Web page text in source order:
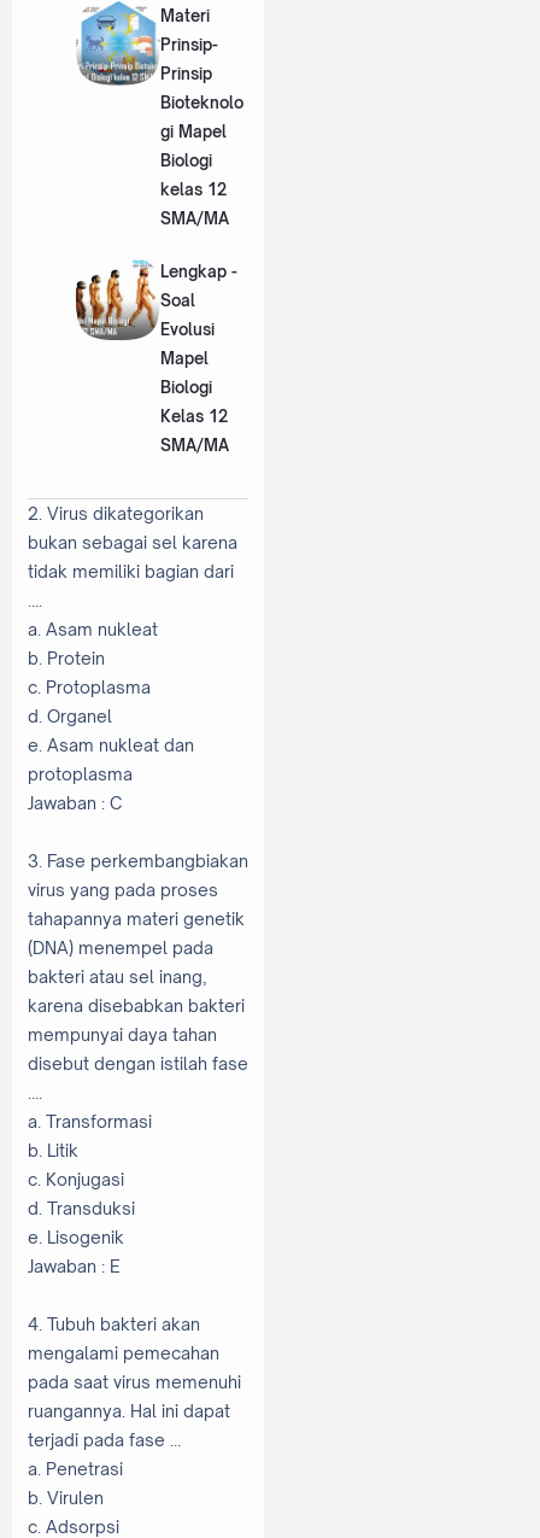
Materi
Prinsip-
Prinsip
Bioteknolo
gi Mapel
Biologi
kelas 12
SMA/MA
Lengkap -
Soal
Evolusi
Mapel
Biologi
Kelas 12
SMA/MA
2. Virus dikategorikan
bukan sebagai sel karena
tidak memiliki bagian dari
a. Asam nukleat
b. Protein
c. Protoplasma
d. Organel
e. Asam nukleat dan
protoplasma
Jawaban : C
3. Fase perkembangbiakan
virus yang pada proses
tahapannya materi genetik
(DNA) menempel pada
bakteri atau sel inang,
karena disebabkan bakteri
mempunyai daya tahan
disebut dengan istilah fase
a. Transformasi
b. Litik
c. Konjugasi
d. Transduksi
e. Lisogenik
Jawaban : E
4. Tubuh bakteri akan
mengalami pemecahan
pada saat virus memenuhi
ruangannya. Hal ini dapat
terjadi pada fase …
a. Penetrasi
b. Virulen
c. Adsorpsi